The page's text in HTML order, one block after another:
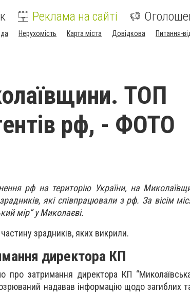
Реклама на сайті
Нерухомість Карта міста Довідкова Питання-
ТОП
рф, - ФОТО
рф на територію України, на
які співпрацювали з рф. За вісім
мір” у Миколаєві.
зрадників, яких викрили.
директора КП
затримання директора КП
надавав інформацію щодо загиблих